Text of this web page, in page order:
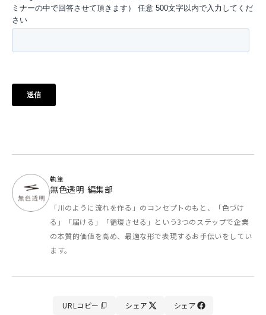
執筆
無色透明 編集部
「川のように流れを作る」のコンセプトのもと、「色づけ
る」「届ける」「循環させる」という3つのステップで企業
の本質的価値を高め、最適な形で表現するお手伝いをしてい
ます。
URL コピー シェア シェア